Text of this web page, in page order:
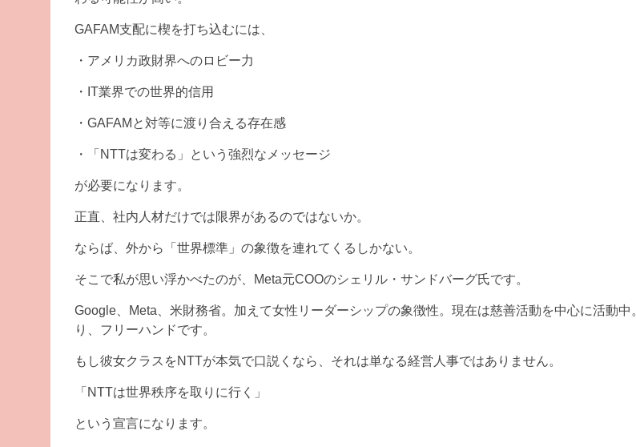
GAFAM支配に楔を打ち込むには、
・アメリカ政財界へのロビー力
・IT業界での世界的信用
・GAFAMと対等に渡り合える存在感
・「NTTは変わる」という強烈なメッセージ
が必要になります。
正直、社内人材だけでは限界があるのではないか。
ならば、外から「世界標準」の象徴を連れてくるしかない。
そこで私が思い浮かべたのが、Meta元COOのシェリル・サンドバーグ氏です。
Google、Meta、米財務省。加えて女性リーダーシップの象徴性。現在は慈善活動を中心に活動中
り、フリーハンドです。
もし彼女クラスをNTTが本気で口説くなら、それは単なる経営人事ではありません。
「NTTは世界秩序を取りに行く」
という宣言になります。